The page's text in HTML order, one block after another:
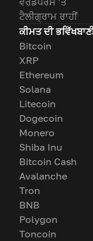
ਟੈਲੀਗ੍ਰਾਮ ਰਾਹੀਂ
ਕੀਮਤ ਦੀ
Bitcoin
XRP
Ethereum
Solana
Litecoin
Dogecoin
Monero
Shiba Inu
Bitcoin Cash
Avalanche
Tron
BNB
Polygon
Toncoin